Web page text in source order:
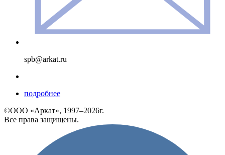
spb@arkat.ru
подробнее
©ООО «Аркат», 1997–2026г.
Все права защищены.